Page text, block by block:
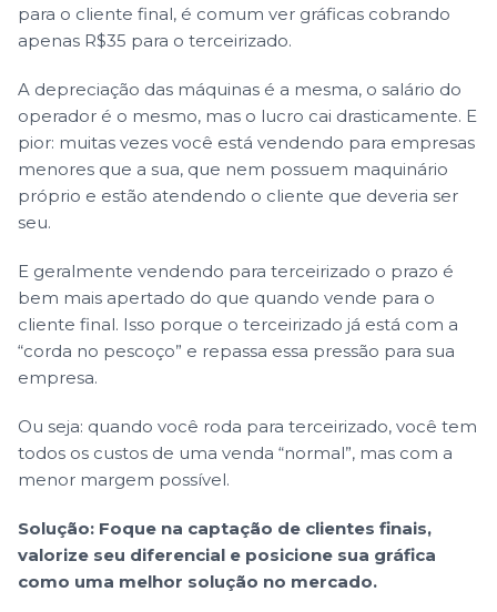
para o cliente final, é comum ver gráficas cobrando
apenas R$35 para o terceirizado.
A depreciação das máquinas é a mesma, o salário do
operador é o mesmo, mas o lucro cai drasticamente. E
pior: muitas vezes você está vendendo para empresas
menores que a sua, que nem possuem maquinário
próprio e estão atendendo o cliente que deveria ser
seu.
E geralmente vendendo para terceirizado o prazo é
bem mais apertado do que quando vende para o
cliente final. Isso porque o terceirizado já está com a
“corda no pescoço” e repassa essa pressão para sua
empresa.
Ou seja: quando você roda para terceirizado, você tem
todos os custos de uma venda “normal”, mas com a
menor margem possível.
Solução: Foque na captação de clientes finais,
valorize seu diferencial e posicione sua gráfica
como uma melhor solução no mercado.